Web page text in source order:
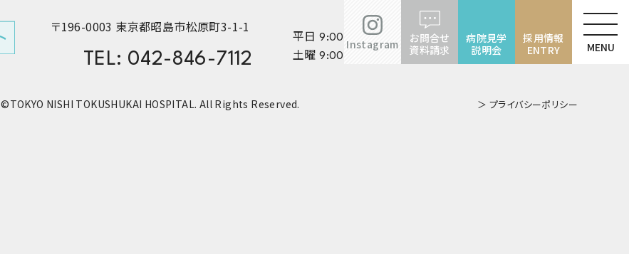
Instagram
お問合せ
資料請求
病院見学
説明会
採用情報
ENTRY
〒196-0003 東京都昭島市松原町3-1-1
TEL: 042-846-7112
平日 9:00〜17:00
土曜 9:00〜12:00
©TOKYO NISHI TOKUSHUKAI HOSPITAL. All Rights Reserved. ＞ プライバシーポリシー